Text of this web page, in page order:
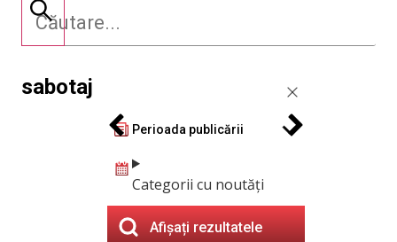
sabotaj
Perioada publicării
Categorii cu noutăți
Afișați rezultatele